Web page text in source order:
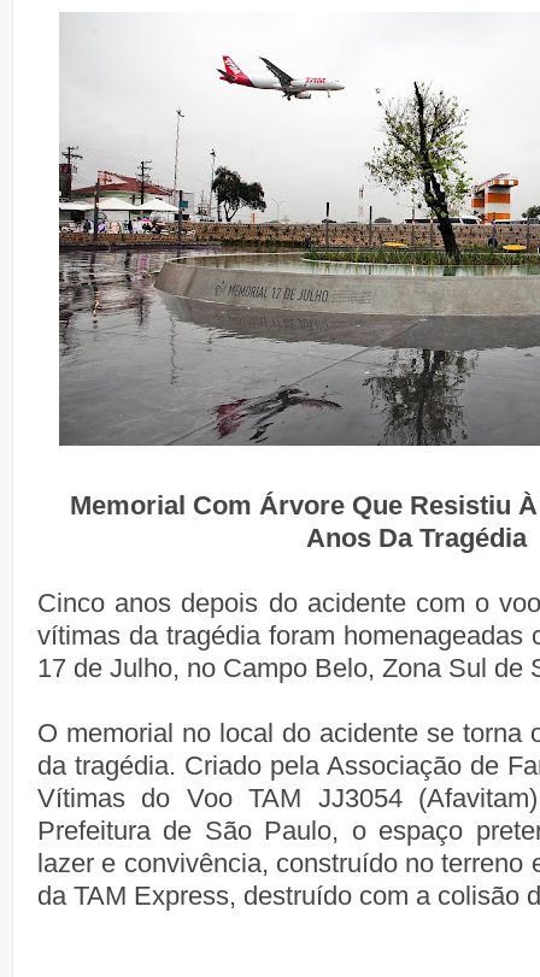
de
Memorial Com Árvore Que Resistiu
Anos Da Tragédia
Cinco anos depois do acidente com o
vítimas da tragédia foram homenageadas
17 de Julho, no Campo Belo, Zona Sul de
O memorial no local do acidente se torna
da tragédia. Criado pela Associação de
Vítimas do Voo TAM JJ3054
Prefeitura de São Paulo, o espaço
lazer e convivência, construído no terreno
da TAM Express, destruído com a colisão